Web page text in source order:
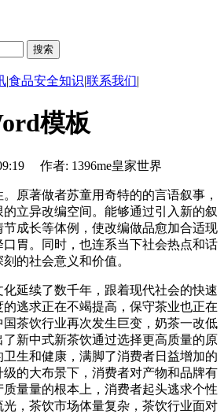
|食品安全知识|联系我们|
模板
作者: 1396me皇家世界
著做者苏童用奇特的的言语叙事，
立异改编空间。能够通过引入新的叙
成长等体例，使改编做品愈加合适现
胃。同时，也连系当下社会热点和话
的社会意义和价值。
续了数千年，跟着现代社会的快速
逃求正在不竭提高，保守茶业也正在
茶饮行业再次发生巨变，奶茶一改低
新中式新茶饮通过选择更高质量的原
生和健康，满脚了消费者日益增加的
的大布景下，消费者对产物和品牌有
量量的根本上，消费者起头逃求个性
，茶饮市场体量复杂，茶饮行业面对